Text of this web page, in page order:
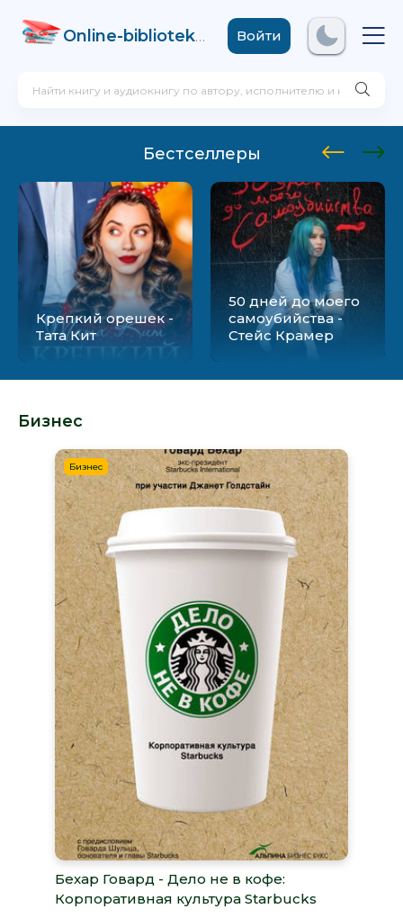
Online-biblioteka .comВойти
Бестселлеры
Крепкий орешек -
Тата Кит
50 дней до моего
самоубийства -
Стейс Крамер
Бизнес
Бизнес
Бехар Говард - Дело не в кофе:
Корпоративная культура Starbucks